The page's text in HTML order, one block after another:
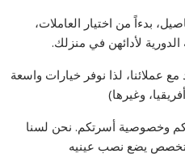
بدءاً من اختيار العاملات،
الدورية لأدائهن في منزلك.
مع عملائنا، لذا نوفر خيارات واسعة
وغيرها)
وخصوصية أسرتكم. نحن لسنا
يضع نصب عينيه